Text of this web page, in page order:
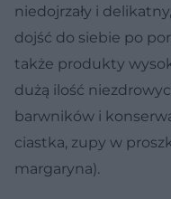
niedojrzały i
dojść do siebie po
także produkty
dużą ilość
barwników i
ciastka, zupy w
margaryna).